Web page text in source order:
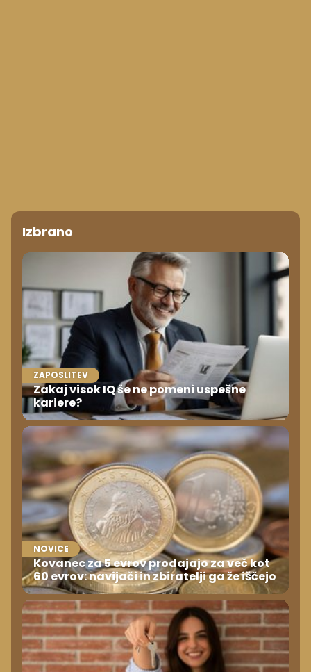
Izbrano
ZAPOSLITEV
Zakaj visok IQ še ne pomeni uspešne
kariere?
NOVICE
Kovanec za 5 evrov prodajajo za več kot
60 evrov: navijači in zbiratelji ga že iščejo